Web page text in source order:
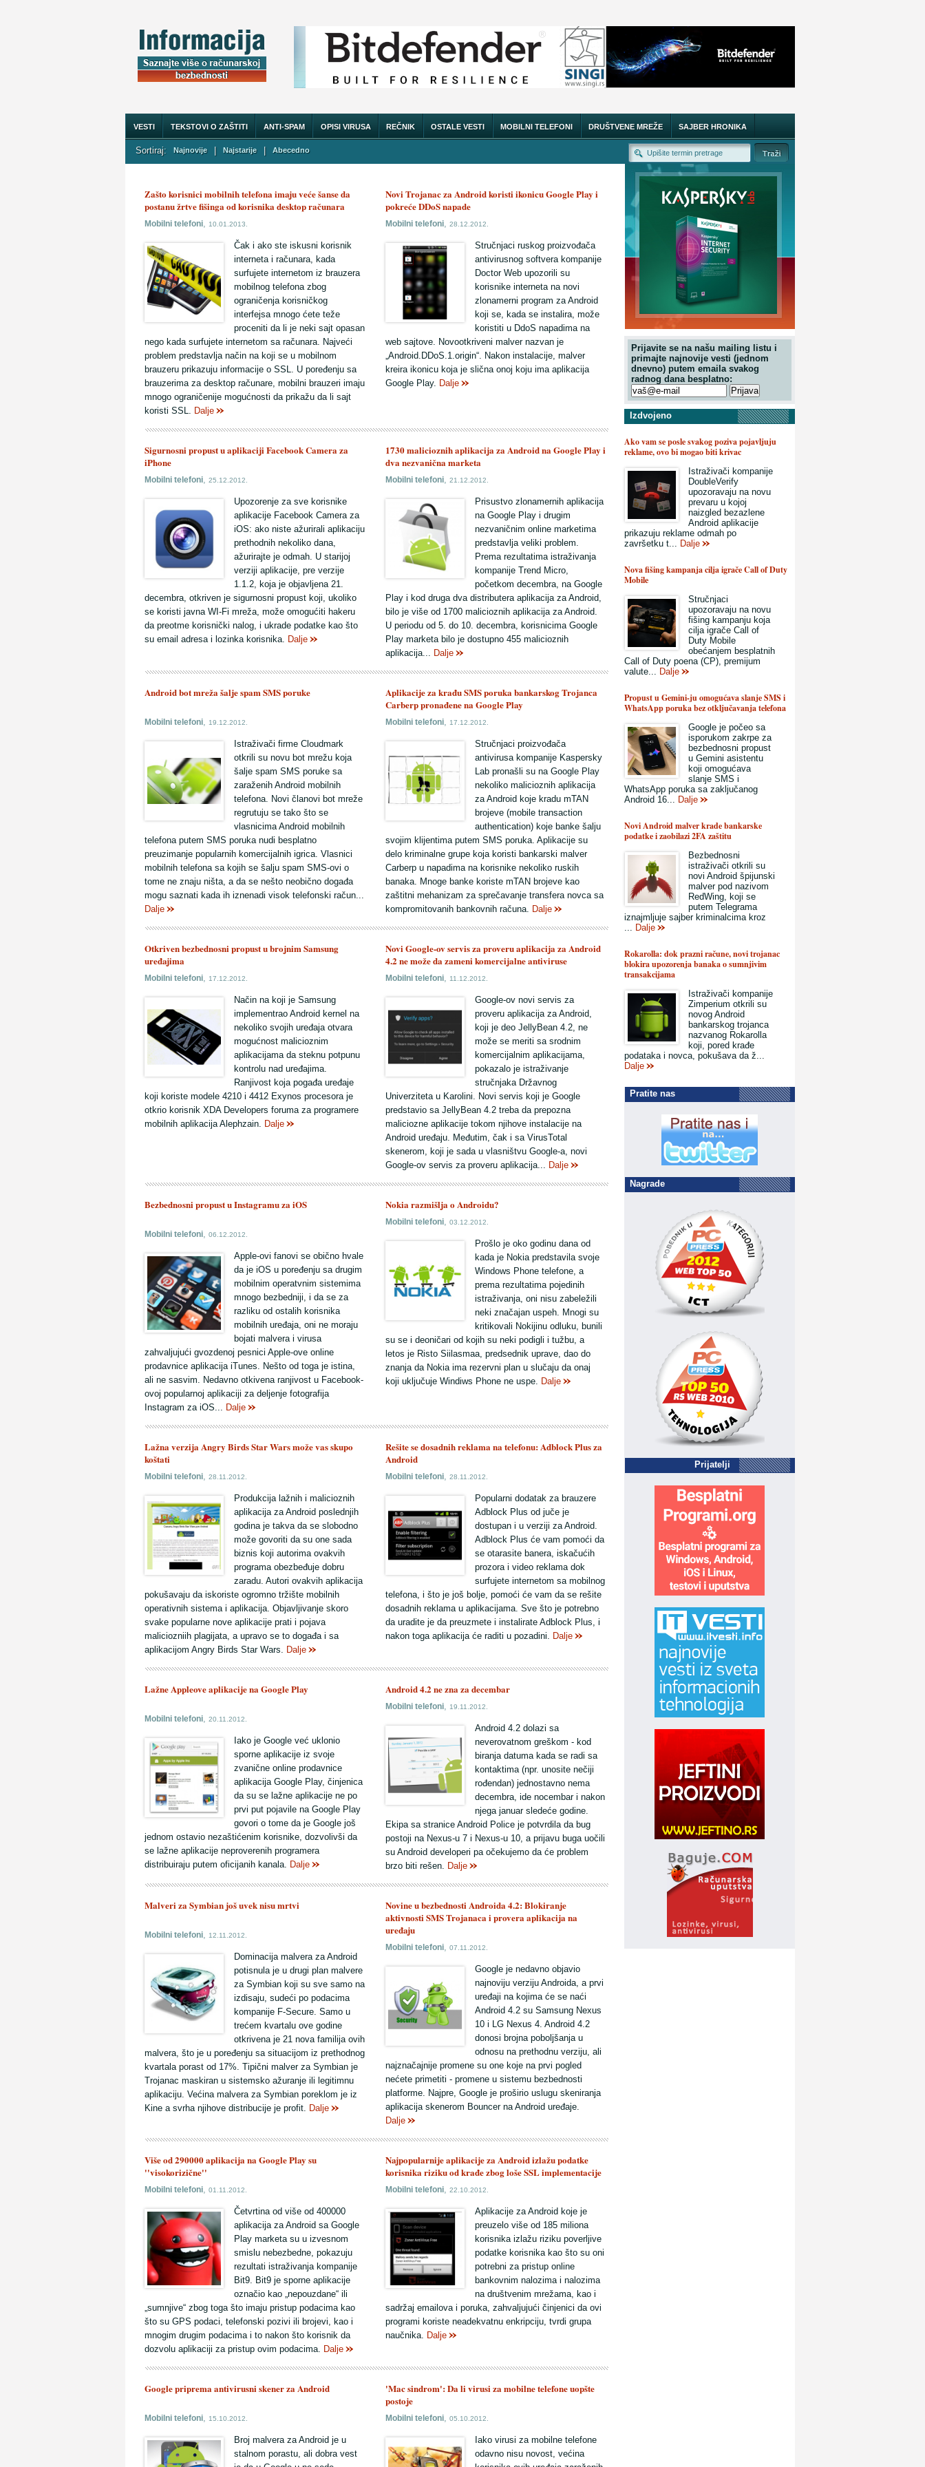
VESTI TEKSTOVI O ZAŠTITI ANTI-SPAM OPISI VIRUSA REČNIK OSTALE VESTI MOBILNI TELEFONI DRUŠTVENE MREŽE SAJBER HRONIKA
O NAMA
Sortiraj: Najnovije | Najstarije | Abecedno
Novi Trojanac za Android koristi ikonicu Google Play i
pokreće DDoS napade
Mobilni telefoni, 28.12.2012.
Stručnjaci ruskog proizvođača
antivirusnog softvera kompanije
Doctor Web upozorili su
korisnike interneta na novi
zlonamerni program za Android
koji se, kada se instalira, može
koristiti u DdoS napadima na
web sajtove. Novootkriveni malver nazvan je
„Android.DDoS.1.origin“. Nakon instalacije, malver
kreira ikonicu koja je slična onoj koju ima aplikacija
Google Play. Dalje
Zašto korisnici mobilnih telefona imaju veće šanse da
postanu žrtve fišinga od korisnika desktop računara
Mobilni telefoni, 10.01.2013.
Čak i ako ste iskusni korisnik
interneta i računara, kada
surfujete internetom iz brauzera
mobilnog telefona zbog
ograničenja korisničkog
interfejsa mnogo ćete teže
proceniti da li je neki sajt opasan
nego kada surfujete internetom sa računara. Najveći
problem predstavlja način na koji se u mobilnom
brauzeru prikazuju informacije o SSL. U poređenju sa
brauzerima za desktop računare, mobilni brauzeri imaju
mnogo ograničenije mogućnosti da prikažu da li sajt
koristi SSL. Dalje
1730 malicioznih aplikacija za Android na Google Play i
dva nezvanična marketa
Mobilni telefoni, 21.12.2012.
Prisustvo zlonamernih aplikacija
na Google Play i drugim
nezvaničnim online marketima
predstavlja veliki problem.
Prema rezultatima istraživanja
kompanije Trend Micro,
početkom decembra, na Google
Play i kod druga dva distributera aplikacija za Android,
bilo je više od 1700 malicioznih aplikacija za Android.
U periodu od 5. do 10. decembra, korisnicima Google
Play marketa bilo je dostupno 455 malicioznih
aplikacija... Dalje
Sigurnosni propust u aplikaciji Facebook Camera za
iPhone
Mobilni telefoni, 25.12.2012.
Upozorenje za sve korisnike
aplikacije Facebook Camera za
iOS: ako niste ažurirali aplikaciju
prethodnih nekoliko dana,
ažurirajte je odmah. U starijoj
verziji aplikacije, pre verzije
1.1.2, koja je objavljena 21.
decembra, otkriven je sigurnosni propust koji, ukoliko
se koristi javna WI-Fi mreža, može omogućiti hakeru
da preotme korisnički nalog, i ukrade podatke kao što
su email adresa i lozinka korisnika. Dalje
Aplikacije za krađu SMS poruka bankarskog Trojanca
Carberp pronađene na Google Play
Mobilni telefoni, 17.12.2012.
Stručnjaci proizvođača
antivirusa kompanije Kaspersky
Lab pronašli su na Google Play
nekoliko malicioznih aplikacija
za Android koje kradu mTAN
brojeve (mobile transaction
authentication) koje banke šalju
svojim klijentima putem SMS poruka. Aplikacije su
delo kriminalne grupe koja koristi bankarski malver
Carberp u napadima na korisnike nekoliko ruskih
banaka. Mnoge banke koriste mTAN brojeve kao
zaštitni mehanizam za sprečavanje transfera novca sa
kompromitovanih bankovnih računa. Dalje
Android bot mreža šalje spam SMS poruke
Mobilni telefoni, 19.12.2012.
Istraživači firme Cloudmark
otkrili su novu bot mrežu koja
šalje spam SMS poruke sa
zaraženih Android mobilnih
telefona. Novi članovi bot mreže
regrutuju se tako što se
vlasnicima Android mobilnih
telefona putem SMS poruka nudi besplatno
preuzimanje popularnih komercijalnih igrica. Vlasnici
mobilnih telefona sa kojih se šalju spam SMS-ovi o
tome ne znaju ništa, a da se nešto neobično događa
mogu saznati kada ih iznenadi visok telefonski račun...
Dalje
Novi Google-ov servis za proveru aplikacija za Android
4.2 ne može da zameni komercijalne antiviruse
Mobilni telefoni, 11.12.2012.
Google-ov novi servis za
proveru aplikacija za Android,
koji je deo JellyBean 4.2, ne
može se meriti sa srodnim
komercijalnim aplikacijama,
pokazalo je istraživanje
stručnjaka Državnog
Univerziteta u Karolini. Novi servis koji je Google
predstavio sa JellyBean 4.2 treba da prepozna
maliciozne aplikacije tokom njihove instalacije na
Android uređaju. Međutim, čak i sa VirusTotal
skenerom, koji je sada u vlasništvu Google-a, novi
Google-ov servis za proveru aplikacija... Dalje
Otkriven bezbednosni propust u brojnim Samsung
uređajima
Mobilni telefoni, 17.12.2012.
Način na koji je Samsung
implementrao Android kernel na
nekoliko svojih uređaja otvara
mogućnost malicioznim
aplikacijama da steknu potpunu
kontrolu nad uređajima.
Ranjivost koja pogađa uređaje
koji koriste modele 4210 i 4412 Exynos procesora je
otkrio korisnik XDA Developers foruma za programere
mobilnih aplikacija Alephzain. Dalje
Nokia razmišlja o Androidu?
Mobilni telefoni, 03.12.2012.
Prošlo je oko godinu dana od
kada je Nokia predstavila svoje
Windows Phone telefone, a
prema rezultatima pojedinih
istraživanja, oni nisu zabeležili
neki značajan uspeh. Mnogi su
kritikovali Nokijinu odluku, bunili
su se i deoničari od kojih su neki podigli i tužbu, a
letos je Risto Siilasmaa, predsednik uprave, dao do
znanja da Nokia ima rezervni plan u slučaju da onaj
koji uključuje Windiws Phone ne uspe. Dalje
Bezbednosni propust u Instagramu za iOS
Mobilni telefoni, 06.12.2012.
Apple-ovi fanovi se obično hvale
da je iOS u poređenju sa drugim
mobilnim operatvnim sistemima
mnogo bezbedniji, i da se za
razliku od ostalih korisnika
mobilnih uređaja, oni ne moraju
bojati malvera i virusa
zahvaljujući gvozdenoj pesnici Apple-ove online
prodavnice aplikacija iTunes. Nešto od toga je istina,
ali ne sasvim. Nedavno otkivena ranjivost u Facebook-
ovoj popularnoj aplikaciji za deljenje fotografija
Instagram za iOS... Dalje
Rešite se dosadnih reklama na telefonu: Adblock Plus za
Android
Mobilni telefoni, 28.11.2012.
Popularni dodatak za brauzere
Adblock Plus od juče je
dostupan i u verziji za Android.
Adblock Plus će vam pomoći da
se otarasite banera, iskačućih
prozora i video reklama dok
surfujete internetom sa mobilnog
telefona, i što je još bolje, pomoći će vam da se rešite
dosadnih reklama u aplikacijama. Sve što je potrebno
da uradite je da preuzmete i instalirate Adblock Plus, i
nakon toga aplikacija će raditi u pozadini. Dalje
Lažna verzija Angry Birds Star Wars može vas skupo
koštati
Mobilni telefoni, 28.11.2012.
Produkcija lažnih i malicioznih
aplikacija za Android poslednjih
godina je takva da se slobodno
može govoriti da su one sada
biznis koji autorima ovakvih
programa obezbeđuje dobru
zaradu. Autori ovakvih aplikacija
pokušavaju da iskoriste ogromno tržište mobilnih
operativnih sistema i aplikacija. Objavljivanje skoro
svake popularne nove aplikacije prati i pojava
maliciozniih plagijata, a upravo se to događa i sa
aplikacijom Angry Birds Star Wars. Dalje
Android 4.2 ne zna za decembar
Mobilni telefoni, 19.11.2012.
Android 4.2 dolazi sa
neverovatnom greškom - kod
biranja datuma kada se radi sa
kontaktima (npr. unosite nečiji
rođendan) jednostavno nema
decembra, ide nocembar i nakon
njega januar sledeće godine.
Ekipa sa stranice Android Police je potvrdila da bug
postoji na Nexus-u 7 i Nexus-u 10, a prijavu buga uočili
su Android developeri pa očekujemo da će problem
brzo biti rešen. Dalje
Lažne Appleove aplikacije na Google Play
Mobilni telefoni, 20.11.2012.
Iako je Google već uklonio
sporne aplikacije iz svoje
zvanične online prodavnice
aplikacija Google Play, činjenica
da su se lažne aplikacije ne po
prvi put pojavile na Google Play
govori o tome da je Google još
jednom ostavio nezaštićenim korisnike, dozvolivši da
se lažne aplikacije neproverenih programera
distribuiraju putem oficijanih kanala. Dalje
Novine u bezbednosti Androida 4.2: Blokiranje
aktivnosti SMS Trojanaca i provera aplikacija na
uređaju
Mobilni telefoni, 07.11.2012.
Google je nedavno objavio
najnoviju verziju Androida, a prvi
uređaji na kojima će se naći
Android 4.2 su Samsung Nexus
10 i LG Nexus 4. Android 4.2
donosi brojna poboljšanja u
odnosu na prethodnu verziju, ali
najznačajnije promene su one koje na prvi pogled
nećete primetiti - promene u sistemu bezbednosti
platforme. Najpre, Google je proširio uslugu skeniranja
aplikacija skenerom Bouncer na Android uređaje.
Dalje
Malveri za Symbian još uvek nisu mrtvi
Mobilni telefoni, 12.11.2012.
Dominacija malvera za Android
potisnula je u drugi plan malvere
za Symbian koji su sve samo na
izdisaju, sudeći po podacima
kompanije F-Secure. Samo u
trećem kvartalu ove godine
otkrivena je 21 nova familija ovih
malvera, što je u poređenju sa situacijom iz prethodnog
kvartala porast od 17%. Tipični malver za Symbian je
Trojanac maskiran u sistemsko ažuranje ili legitimnu
aplikaciju. Većina malvera za Symbian poreklom je iz
Kine a svrha njihove distribucije je profit. Dalje
Najpopularnije aplikacije za Android izlažu podatke
korisnika riziku od krađe zbog loše SSL implementacije
Mobilni telefoni, 22.10.2012.
Aplikacije za Android koje je
preuzelo više od 185 miliona
korisnika izlažu riziku poverljive
podatke korisnika kao što su oni
potrebni za pristup online
bankovnim nalozima i nalozima
na društvenim mrežama, kao i
sadržaj emailova i poruka, zahvaljujući činjenici da ovi
programi koriste neadekvatnu enkripciju, tvrdi grupa
naučnika. Dalje
Više od 290000 aplikacija na Google Play su
''visokorizične''
Mobilni telefoni, 01.11.2012.
Četvrtina od više od 400000
aplikacija za Android sa Google
Play marketa su u izvesnom
smislu nebezbedne, pokazuju
rezultati istraživanja kompanije
Bit9. Bit9 je sporne aplikacije
označio kao „nepouzdane“ ili
„sumnjive“ zbog toga što imaju pristup podacima kao
što su GPS podaci, telefonski pozivi ili brojevi, kao i
mnogim drugim podacima i to nakon što korisnik da
dozvolu aplikaciji za pristup ovim podacima. Dalje
'Mac sindrom': Da li virusi za mobilne telefone uopšte
postoje
Mobilni telefoni, 05.10.2012.
Iako virusi za mobilne telefone
odavno nisu novost, većina
Google priprema antivirusni skener za Android
Mobilni telefoni, 15.10.2012.
Broj malvera za Android je u
stalnom porastu, ali dobra vest
Prijavite se na našu mailing listu i
primajte najnovije vesti (jednom
dnevno) putem emaila svakog
radnog dana besplatno:
Izdvojeno
Ako vam se posle svakog poziva pojavljuju
reklame, ovo bi mogao biti krivac
Istraživači kompanije
DoubleVerify
upozoravaju na novu
prevaru u kojoj
naizgled bezazlene
Android aplikacije
prikazuju reklame odmah po
završetku t... Dalje
Nova fišing kampanja cilja igrače Call of Duty
Mobile
Stručnjaci
upozoravaju na novu
fišing kampanju koja
cilja igrače Call of
Duty Mobile
obećanjem besplatnih
Call of Duty poena (CP), premijum
valute... Dalje
Propust u Gemini-ju omogućava slanje SMS i
WhatsApp poruka bez otključavanja telefona
Google je počeo sa
isporukom zakrpe za
bezbednosni propust
u Gemini asistentu
koji omogućava
slanje SMS i
WhatsApp poruka sa zaključanog
Android 16... Dalje
Novi Android malver krade bankarske
podatke i zaobilazi 2FA zaštitu
Bezbednosni
istraživači otkrili su
novi Android špijunski
malver pod nazivom
RedWing, koji se
putem Telegrama
iznajmljuje sajber kriminalcima kroz
... Dalje
Rokarolla: dok prazni račune, novi trojanac
blokira upozorenja banaka o sumnjivim
transakcijama
Istraživači kompanije
Zimperium otkrili su
novog Android
bankarskog trojanca
nazvanog Rokarolla
koji, pored krađe
podataka i novca, pokušava da ž...
Dalje
Pratite nas
Nagrade
Prijatelji